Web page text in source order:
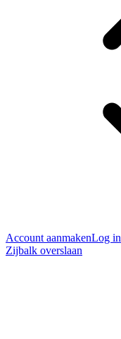
Account aanmakenLog in
Zijbalk overslaan